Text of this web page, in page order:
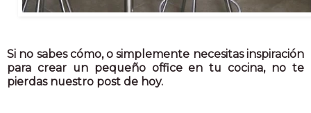
Si no sabes cómo, o simplemente necesitas inspiración
para crear un pequeño office en tu cocina, no te
pierdas nuestro post de hoy.